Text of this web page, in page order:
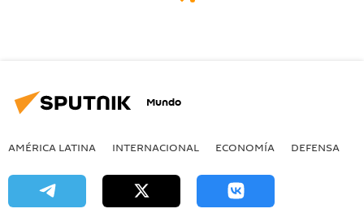
Mundo
AMÉRICA LATINA INTERNACIONAL ECONOMÍA DEFENSA